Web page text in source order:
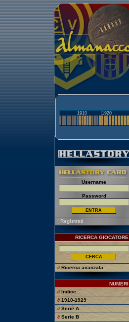
1910 1920
Username
Password
[ Registrati
RICERCA GIOCATORE
∂ Ricerca avanzata
NUMERI
∂ Indice
∂ 1910-1929
∂ Serie A
∂ Serie B